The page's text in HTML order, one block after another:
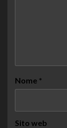
Nome *
Sito web